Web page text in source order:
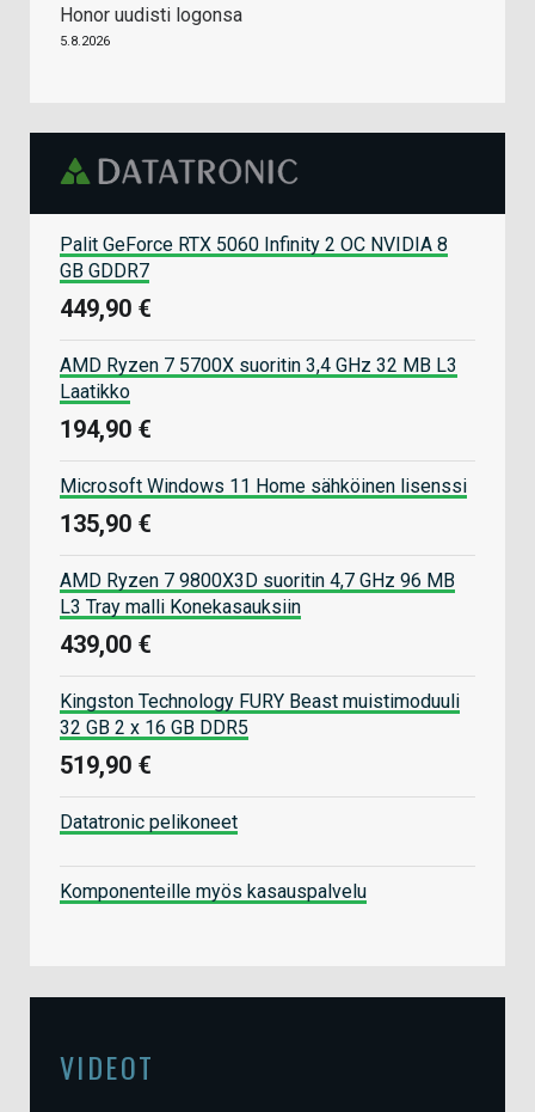
Honor uudisti logonsa
5.8.2026
Palit GeForce RTX 5060 Infinity 2 OC NVIDIA 8
GB GDDR7
449,90 €
AMD Ryzen 7 5700X suoritin 3,4 GHz 32 MB L3
Laatikko
194,90 €
Microsoft Windows 11 Home sähköinen lisenssi
135,90 €
AMD Ryzen 7 9800X3D suoritin 4,7 GHz 96 MB
L3 Tray malli Konekasauksiin
439,00 €
Kingston Technology FURY Beast muistimoduuli
32 GB 2 x 16 GB DDR5
519,90 €
Datatronic pelikoneet
Komponenteille myös kasauspalvelu
VIDEOT